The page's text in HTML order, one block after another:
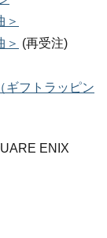
＞
＞ (再受注)
ギフトラッピン
ENIX